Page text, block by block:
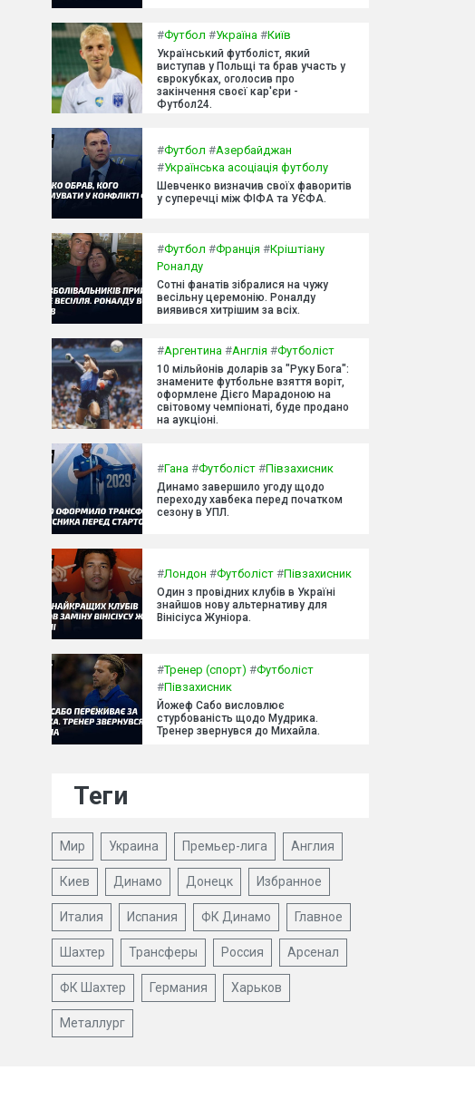
#Футбол #Україна #Київ
Український футболіст, який
виступав у Польщі та брав участь у
єврокубках, оголосив про
закінчення своєї кар'єри -
Футбол24.
#Футбол #Азербайджан
#Українська асоціація футболу
Шевченко визначив своїх фаворитів
у суперечці між ФІФА та УЄФА.
#Футбол #Франція #Кріштіану
Роналду
Сотні фанатів зібралися на чужу
весільну церемонію. Роналду
виявився хитрішим за всіх.
#Аргентина #Англія #Футболіст
10 мільйонів доларів за "Руку Бога":
знамените футбольне взяття воріт,
оформлене Дієго Марадоною на
світовому чемпіонаті, буде продано
на аукціоні.
#Гана #Футболіст #Півзахисник
Динамо завершило угоду щодо
переходу хавбека перед початком
сезону в УПЛ.
#Лондон #Футболіст #Півзахисник
Один з провідних клубів в Україні
знайшов нову альтернативу для
Вінісіуса Жуніора.
#Тренер (спорт) #Футболіст
#Півзахисник
Йожеф Сабо висловлює
стурбованість щодо Мудрика.
Тренер звернувся до Михайла.
Теги
Мир Украина Премьер-лига Англия
Киев Динамо Донецк Избранное
Италия Испания ФК Динамо Главное
Шахтер Трансферы Россия Арсенал
ФК Шахтер Германия Харьков
Металлург